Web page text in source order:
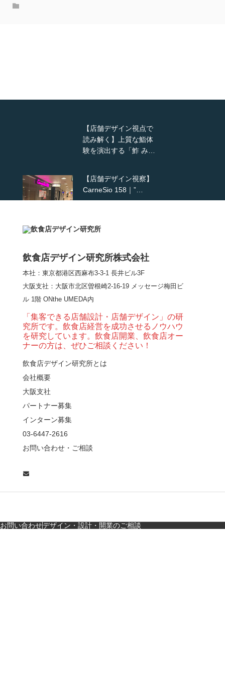
【店舗デザイン視点で
読み解く】上質な鮨体
験を演出する「鮓 み…
【店舗デザイン視察】
CarneSio 158｜”…
【熊の鳥焼き】囲炉裏
とライブ感を両立した
和モダン串揚げ店。
「…
【Queux Norme（クゥ
ノルム）】女子会にお
薦めな&…
な店舗デザイン
料理・個室の距離感か
飲食店デザイン研究所株式会社
本社：東京都港区西麻布3-3-1 長井ビル3F
大阪支社 ：大阪市北区曽根崎2-16-19 メッセージ梅田ビ
ル 1階 ONthe UMEDA内
「集客できる店舗設計・店舗デザイン」の研
究所です。飲食店経営を成功させるノウハウ
を研究しています。飲食店開業、飲食店オー
ナーの方は、ぜひご相談ください！
飲食店デザイン研究所とは
会社概要
大阪支社
パートナー募集
インターン募集
03-6447-2616
お問い合わせ・ご相談
お問い合わせデザイン・設計・開業のご相談